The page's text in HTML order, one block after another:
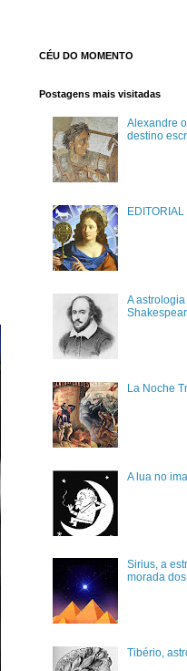
CÉU DO MOMENTO
Postagens mais visitadas
Alexandre
destino
EDITORIAL
A
La Noche
A lua no
Sirius, a
morada dos
Tibério,